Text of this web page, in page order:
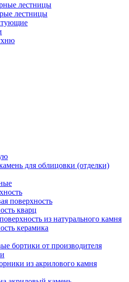
лестницы
лестницы
для облицовки (отделки)
поверхность
кварц
из натурального камня
керамика
бортики от производителя
из акрилового камня